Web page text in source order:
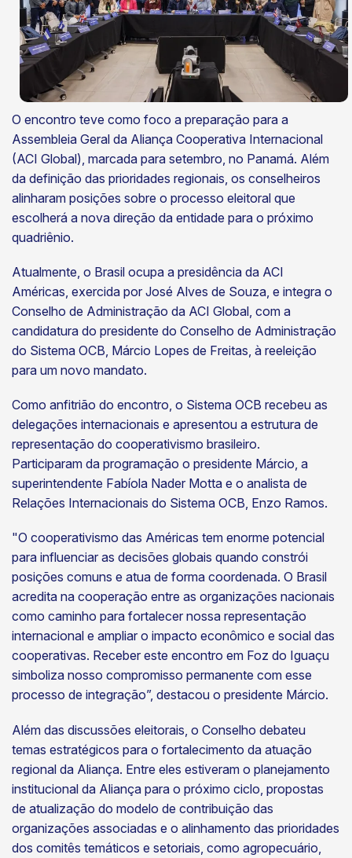
O encontro teve como foco a preparação para a
Assembleia Geral da Aliança Cooperativa Internacional
(ACI Global), marcada para setembro, no Panamá. Além
da definição das prioridades regionais, os conselheiros
alinharam posições sobre o processo eleitoral que
escolherá a nova direção da entidade para o próximo
quadriênio.
Atualmente, o Brasil ocupa a presidência da ACI
Américas, exercida por José Alves de Souza, e integra o
Conselho de Administração da ACI Global, com a
candidatura do presidente do Conselho de Administração
do Sistema OCB, Márcio Lopes de Freitas, à reeleição
para um novo mandato.
Como anfitrião do encontro, o Sistema OCB recebeu as
delegações internacionais e apresentou a estrutura de
representação do cooperativismo brasileiro.
Participaram da programação o presidente Márcio, a
superintendente Fabíola Nader Motta e o analista de
Relações Internacionais do Sistema OCB, Enzo Ramos.
"O cooperativismo das Américas tem enorme potencial
para influenciar as decisões globais quando constrói
posições comuns e atua de forma coordenada. O Brasil
acredita na cooperação entre as organizações nacionais
como caminho para fortalecer nossa representação
internacional e ampliar o impacto econômico e social das
cooperativas. Receber este encontro em Foz do Iguaçu
simboliza nosso compromisso permanente com esse
processo de integração”, destacou o presidente Márcio.
Além das discussões eleitorais, o Conselho debateu
temas estratégicos para o fortalecimento da atuação
regional da Aliança. Entre eles estiveram o planejamento
institucional da Aliança para o próximo ciclo, propostas
de atualização do modelo de contribuição das
organizações associadas e o alinhamento das prioridades
dos comitês temáticos e setoriais, como agropecuário,